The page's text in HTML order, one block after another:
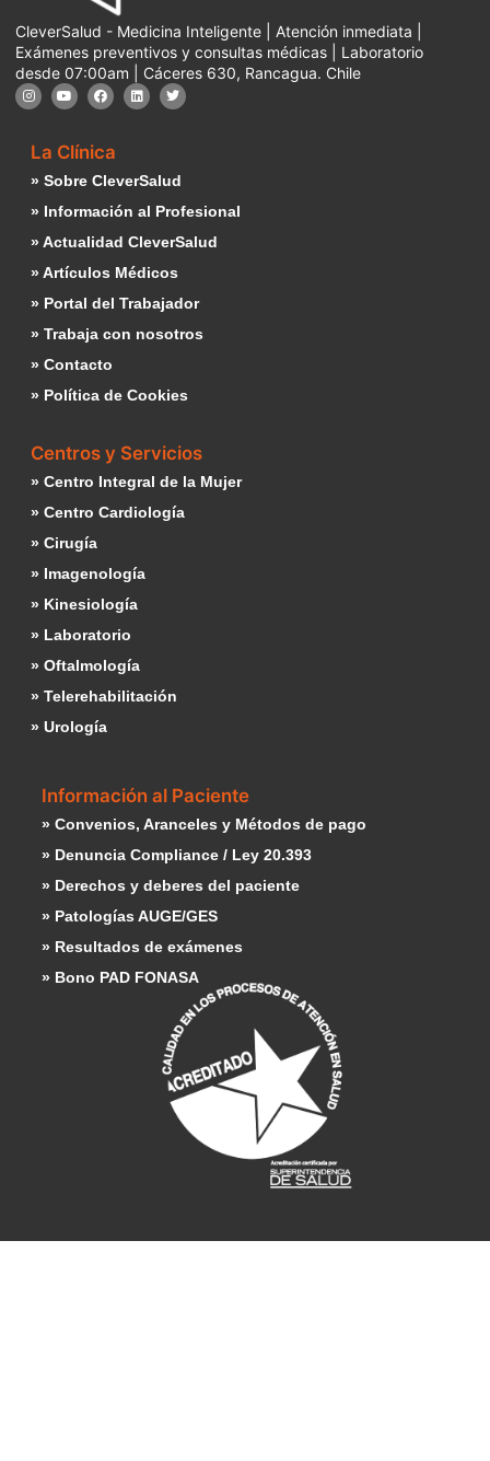
CleverSalud - Medicina Inteligente | Atención inmediata |
Exámenes preventivos y consultas médicas | Laboratorio
desde 07:00am | Cáceres 630, Rancagua. Chile
La Clínica
» Sobre CleverSalud
» Información al Profesional
» Actualidad CleverSalud
» Artículos Médicos
» Portal del Trabajador
» Trabaja con nosotros
» Contacto
» Política de Cookies
Centros y Servicios
» Centro Integral de la Mujer
» Centro Cardiología
» Cirugía
» Imagenología
» Kinesiología
» Laboratorio
» Oftalmología
» Telerehabilitación
» Urología
Información al Paciente
» Convenios, Aranceles y Métodos de pago
» Denuncia Compliance / Ley 20.393
» Derechos y deberes del paciente
» Patologías AUGE/GES
» Resultados de exámenes
» Bono PAD FONASA